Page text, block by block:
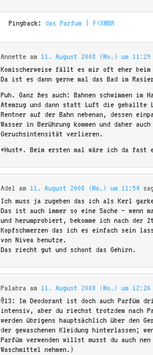
Pingback:das Parfum | F!XMBR
Annette am 11. August 2008 (Mo.) um 11:29
Komischerweise fällt es mir oft eher beim
Da ist es dann gerne mal das Bad im
Puh. Ganz fies auch: Bahnen schwimmen
Atemzug und dann statt Luft die geballte
Rentner auf der Bahn nebenan, dessen
Wasser in Berührung kommen und daher
Geruchsintensität verlieren.
*Hust*. Beim ersten mal wäre ich da fast
Adel am 11. August 2008 (Mo.) um 11:54
Ich muss ja zugeben das ich als Kerl
Das ist auch immer so eine Sache – wenn
und herumprobiert, bekomme ich nach der
Kopfschmerzen das ich es einfach sein
von Nivea benutze.
Das riecht gut und schont das Gehirn.
Palabra am 11. August 2008 (Mo.) um 12:26
@13: Im Deodorant ist doch auch Parfüm
intensiv, aber du riechst trotzdem nach
werden übrigens hauptsächlich über den
der gewaschenen Kleidung hinterlassen;
Parfüm verwenden willst musst du auch
Waschmittel nehmen.)